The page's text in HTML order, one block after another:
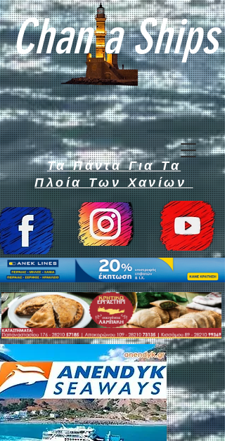
Chan a Ships
Τα Πάντα Για Τα
Πλοία Των Χανίων